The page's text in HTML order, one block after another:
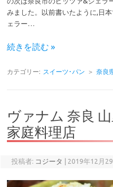
みました。以前書いたように,日
ェラー…
続きを読む »
カテゴリー: スイーツ･パン ＞ 奈良
ヴァナム 奈良
家庭料理店
投稿者: コジータ 2019年12月29